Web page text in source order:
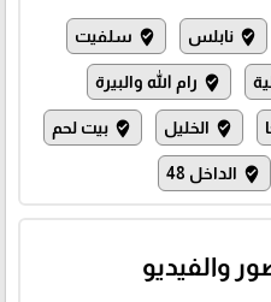
where_to_vote نابلس where_to_vote سلفيت
where_to_vote رام الله والبيرة
where_to_vote الخليل where_to_vote بيت لحم
where_to_vote الداخل 48
والفيديو